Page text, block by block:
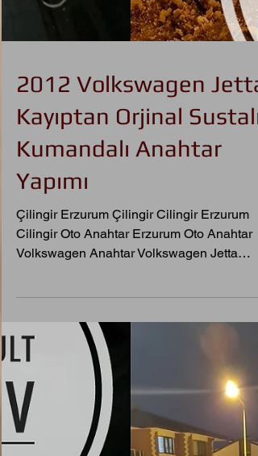
2012 Volkswagen Jetta
Kayıptan Orjinal Sustalı
Kumandalı Anahtar
Yapımı